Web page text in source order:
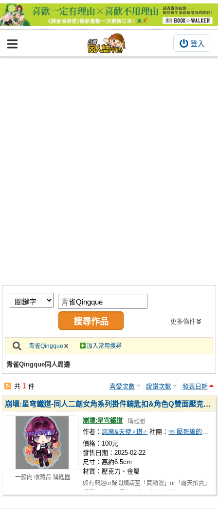
登入
BOOKY書集倉庫
繪圖藝廊
交流中心
攤位轉讓區
會員功能選單
註冊會員
更多條件
青雀Qingque 加入常用搜尋
青雀Qingque同人周邊
共 1 件 喜愛次數 說讚次數 發表日期
一般向 收藏品 鑰匙圈
崩壞:星穹鐵道-同人二創女角系列掛件鑰匙扣&角色Q雙面壓克力吊飾鑰匙圈
崩壞:星穹鐵道 鑰匙圈
作者：惡魔&天使♀琪♂ 社團：☜ 壓死線的肉球 ☞
價格：100元
發售日期：2025-02-22
尺寸：高約6.5cm
材質：壓克力、金屬
如有興趣or疑問煩請至「買動漫」or「露天拍賣」